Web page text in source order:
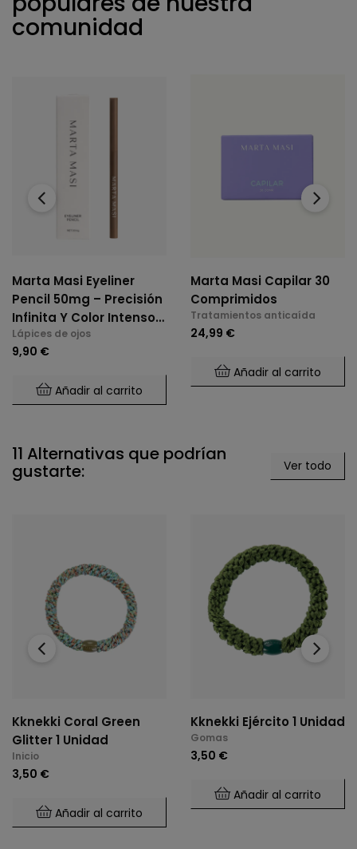
comunidad
Marta Masi Eyeliner
Pencil 50mg – Precisión
Infinita Y Color Intenso -
Tono Natural Brown
Lápices de ojos
9,90 €
Añadir al carrito
Marta Masi Capilar 30
Comprimidos
Tratamientos anticaída
24,99 €
Añadir al carrito
‹ ›
11 Alternativas que podrían
gustarte: Ver todo
Kknekki Coral Green
Glitter 1 Unidad
Inicio
3,50 €
Añadir al carrito
Kknekki Ejército 1 Unidad
Gomas
3,50 €
Añadir al carrito
‹ ›